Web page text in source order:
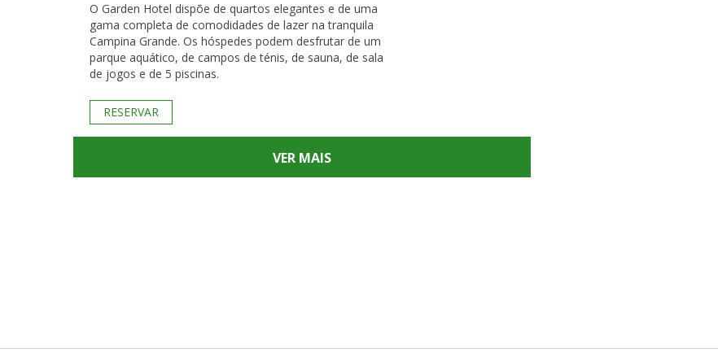
O Garden Hotel dispõe de quartos elegantes e de uma
gama completa de comodidades de lazer na tranquila
Campina Grande. Os hóspedes podem desfrutar de um
parque aquático, de campos de ténis, de sauna, de sala
de jogos e de 5 piscinas.
RESERVAR
VER MAIS